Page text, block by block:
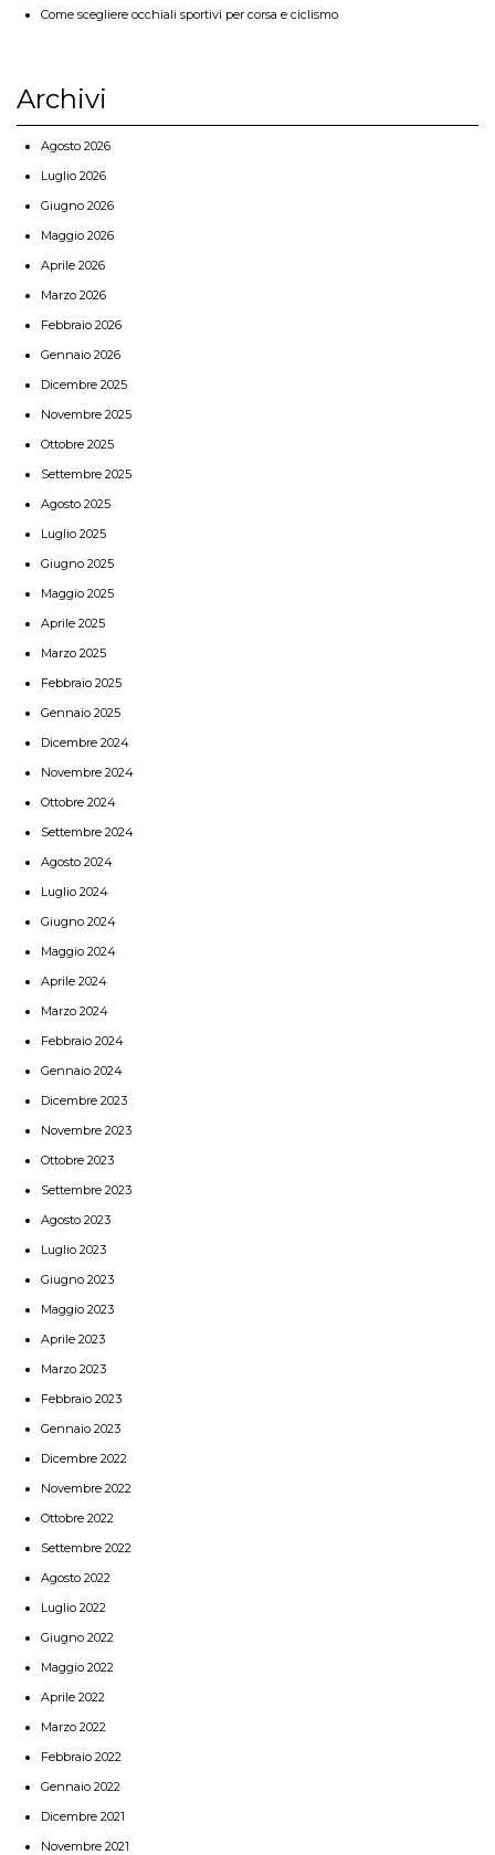
Come scegliere occhiali sportivi per corsa e ciclismo
Archivi
Agosto 2026
Luglio 2026
Giugno 2026
Maggio 2026
Aprile 2026
Marzo 2026
Febbraio 2026
Gennaio 2026
Dicembre 2025
Novembre 2025
Ottobre 2025
Settembre 2025
Agosto 2025
Luglio 2025
Giugno 2025
Maggio 2025
Aprile 2025
Marzo 2025
Febbraio 2025
Gennaio 2025
Dicembre 2024
Novembre 2024
Ottobre 2024
Settembre 2024
Agosto 2024
Luglio 2024
Giugno 2024
Maggio 2024
Aprile 2024
Marzo 2024
Febbraio 2024
Gennaio 2024
Dicembre 2023
Novembre 2023
Ottobre 2023
Settembre 2023
Agosto 2023
Luglio 2023
Giugno 2023
Maggio 2023
Aprile 2023
Marzo 2023
Febbraio 2023
Gennaio 2023
Dicembre 2022
Novembre 2022
Ottobre 2022
Settembre 2022
Agosto 2022
Luglio 2022
Giugno 2022
Maggio 2022
Aprile 2022
Marzo 2022
Febbraio 2022
Gennaio 2022
Dicembre 2021
Novembre 2021